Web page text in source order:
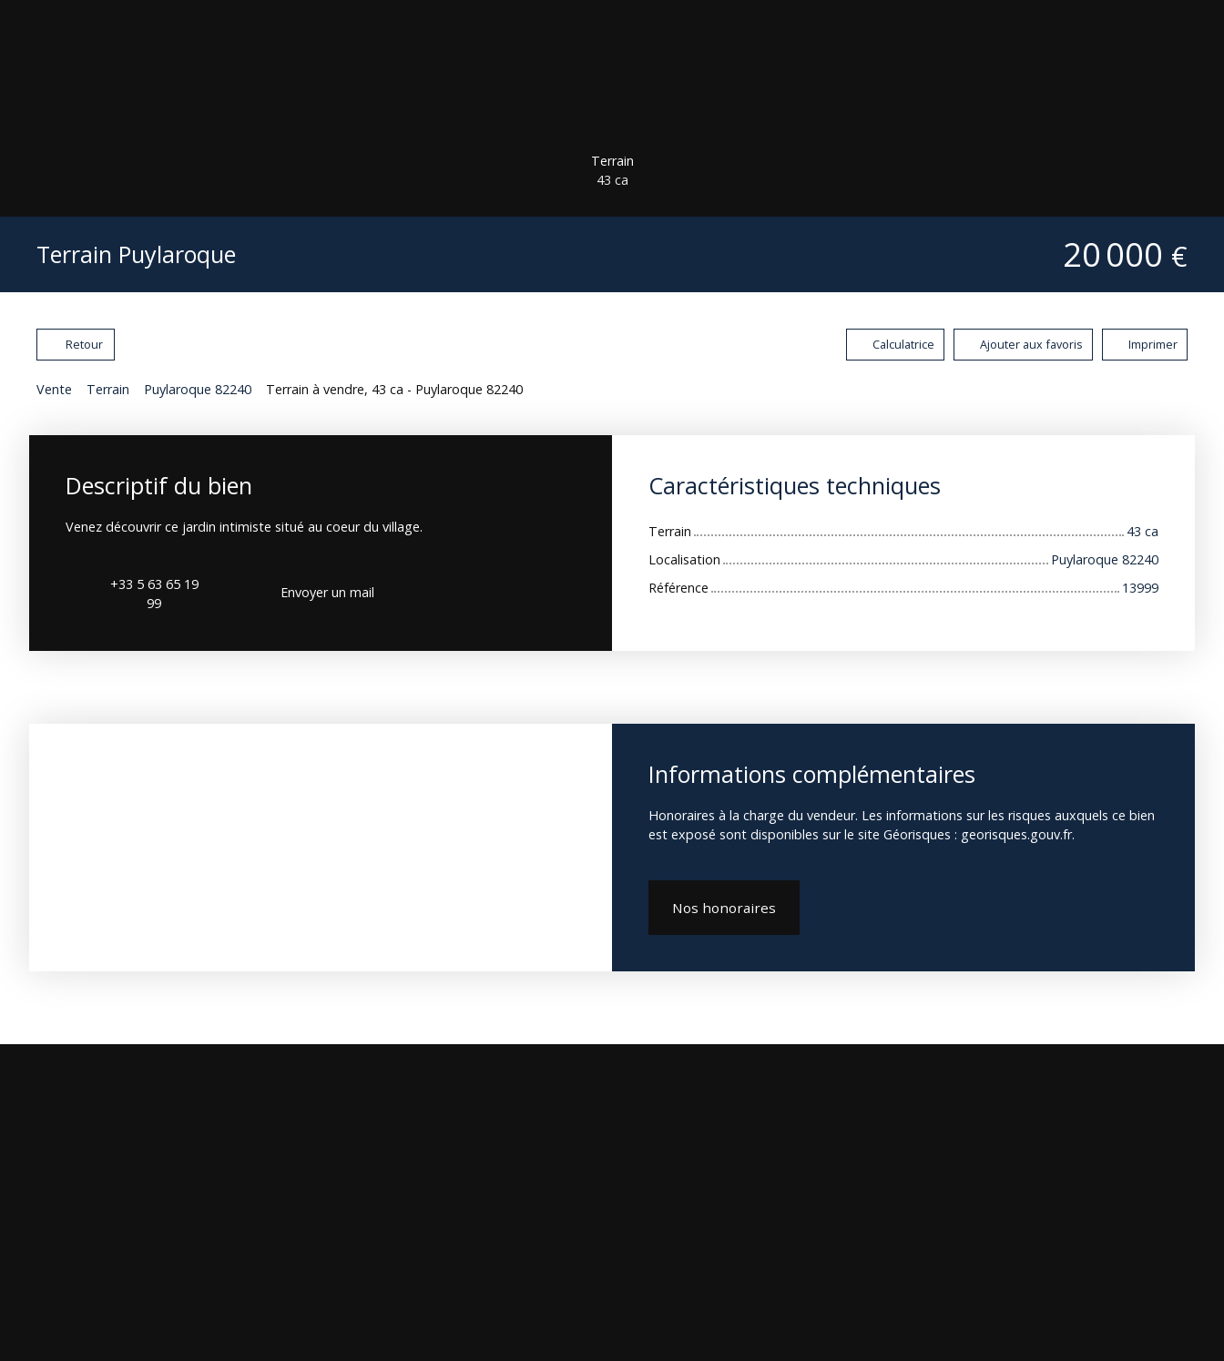
Terrain
43 ca
Terrain Puylaroque 20 000 €
Retour Calculatrice Ajouter aux favoris Imprimer
Vente Terrain Puylaroque 82240 Terrain à vendre, 43 ca - Puylaroque 82240
Descriptif du bien
Venez découvrir ce jardin intimiste situé au coeur du village.
+33 5 63 65 19
99
Envoyer un mail
Caractéristiques techniques
Terrain
43 ca
Localisation
Puylaroque 82240
Référence
13999
Informations complémentaires
Honoraires à la charge du vendeur. Les informations sur les risques auxquels ce bien
est exposé sont disponibles sur le site Géorisques : georisques.gouv.fr.
Nos honoraires